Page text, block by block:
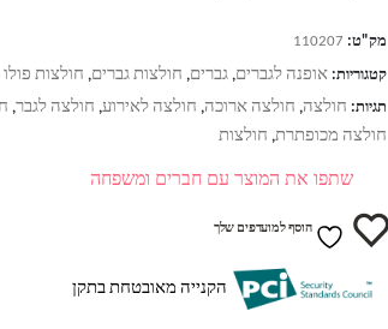
מק"ט: 110207
קטגוריות: אופנה לגברים, גברים, חולצות גברים, חולצות
תגיות: חולצה, חולצה ארוכה, חולצה לאירוע, חולצה לגבר,
חולצה מכופתרת, חולצות
שתפו את המוצר עם חברים ומשפחה
הוסף למועדפים שלך
הקנייה מאובטחת בתקן